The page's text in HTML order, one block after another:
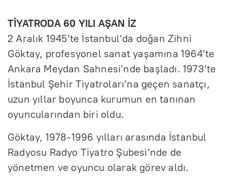
TİYATRODA 60 YILI AŞAN İZ
2 Aralık 1945’te İstanbul’da doğan Zihni
Göktay, profesyonel sanat yaşamına 1964’te
Ankara Meydan Sahnesi’nde başladı. 1973’te
İstanbul Şehir Tiyatroları’na geçen sanatçı,
uzun yıllar boyunca kurumun en tanınan
oyuncularından biri oldu.
Göktay, 1978-1996 yılları arasında İstanbul
Radyosu Radyo Tiyatro Şubesi’nde de
yönetmen ve oyuncu olarak görev aldı.